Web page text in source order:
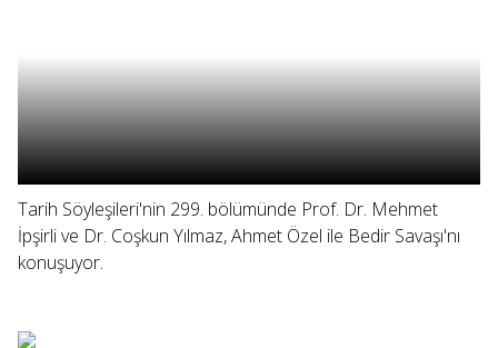
Tarih Söyleşileri'nin 299. bölümünde Prof. Dr. Mehmet
İpşirli ve Dr. Coşkun Yılmaz, Ahmet Özel ile Bedir Savaşı'nı
konuşuyor.